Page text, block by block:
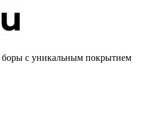
боры с уникальным покрытием